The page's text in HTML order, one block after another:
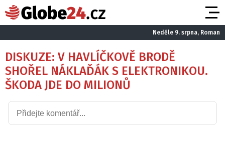
Neděle 9. srpna, Roman
DISKUZE: V HAVLÍČKOVĚ BRODĚ
SHOŘEL NÁKLAĎÁK S ELEKTRONIKOU.
ŠKODA JDE DO MILIONŮ